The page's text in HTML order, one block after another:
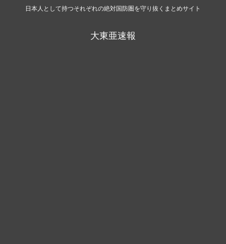
日本人として持つそれぞれの絶対国防圏を守り抜くまとめサイト
大東亜速報